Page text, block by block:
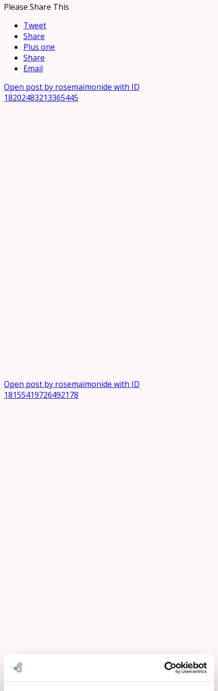
Please Share This
Tweet
Share
Plus one
Share
Email
Open post by rosemaimonide with ID
18202483213365445
Open post by rosemaimonide with ID
18155419726492178
Open post by rosemaimonide with ID